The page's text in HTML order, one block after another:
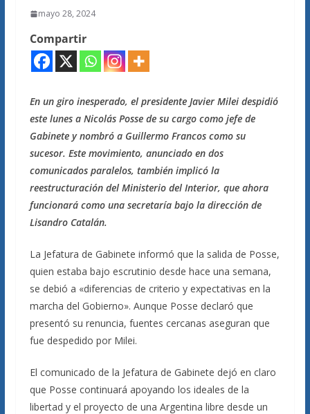
mayo 28, 2024
Compartir
En un giro inesperado, el presidente Javier Milei despidió
este lunes a Nicolás Posse de su cargo como jefe de
Gabinete y nombró a Guillermo Francos como su
sucesor. Este movimiento, anunciado en dos
comunicados paralelos, también implicó la
reestructuración del Ministerio del Interior, que ahora
funcionará como una secretaría bajo la dirección de
Lisandro Catalán.
La Jefatura de Gabinete informó que la salida de Posse,
quien estaba bajo escrutinio desde hace una semana,
se debió a «diferencias de criterio y expectativas en la
marcha del Gobierno». Aunque Posse declaró que
presentó su renuncia, fuentes cercanas aseguran que
fue despedido por Milei.
El comunicado de la Jefatura de Gabinete dejó en claro
que Posse continuará apoyando los ideales de la
libertad y el proyecto de una Argentina libre desde un